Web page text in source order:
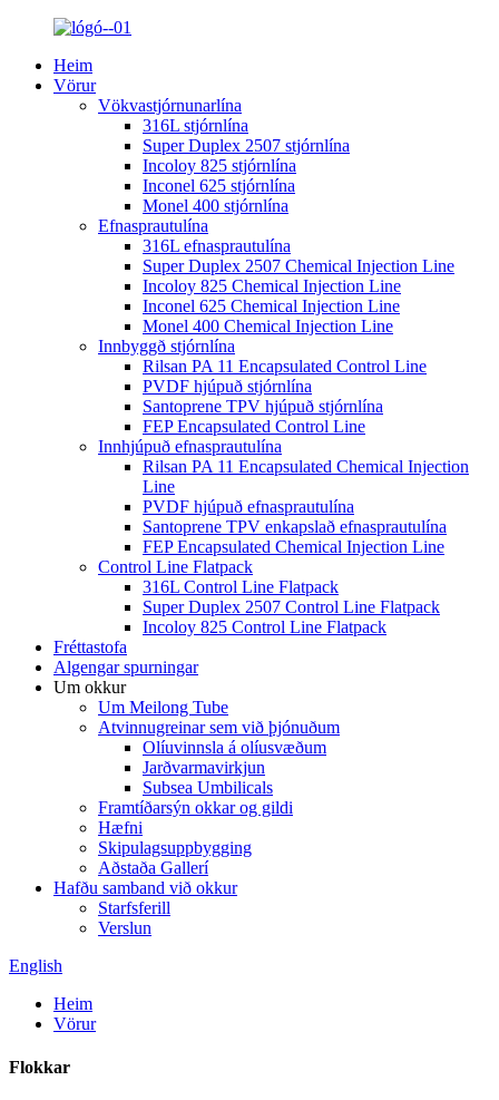
Heim
Vörur
Vökvastjórnunarlína
316L stjórnlína
Super Duplex 2507 stjórnlína
Incoloy 825 stjórnlína
Inconel 625 stjórnlína
Monel 400 stjórnlína
Efnasprautulína
316L efnasprautulína
Super Duplex 2507 Chemical Injection Line
Incoloy 825 Chemical Injection Line
Inconel 625 Chemical Injection Line
Monel 400 Chemical Injection Line
Innbyggð stjórnlína
Rilsan PA 11 Encapsulated Control Line
PVDF hjúpuð stjórnlína
Santoprene TPV hjúpuð stjórnlína
FEP Encapsulated Control Line
Innhjúpuð efnasprautulína
Rilsan PA 11 Encapsulated Chemical Injection
Line
PVDF hjúpuð efnasprautulína
Santoprene TPV enkapslað efnasprautulína
FEP Encapsulated Chemical Injection Line
Control Line Flatpack
316L Control Line Flatpack
Super Duplex 2507 Control Line Flatpack
Incoloy 825 Control Line Flatpack
Fréttastofa
Algengar spurningar
Um okkur
Um Meilong Tube
Atvinnugreinar sem við þjónuðum
Olíuvinnsla á olíusvæðum
Jarðvarmavirkjun
Subsea Umbilicals
Framtíðarsýn okkar og gildi
Hæfni
Skipulagsuppbygging
Aðstaða Gallerí
Hafðu samband við okkur
Starfsferill
Verslun
English
Heim
Vörur
Flokkar